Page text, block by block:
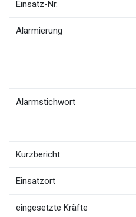
Einsatz-Nr.
Alarmierung
Alarmstichwort
Kurzbericht
Einsatzort
eingesetzte Kräfte